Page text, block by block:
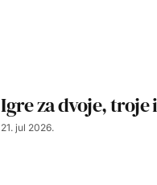
Igre za dvoje, troje
21. jul 2026.